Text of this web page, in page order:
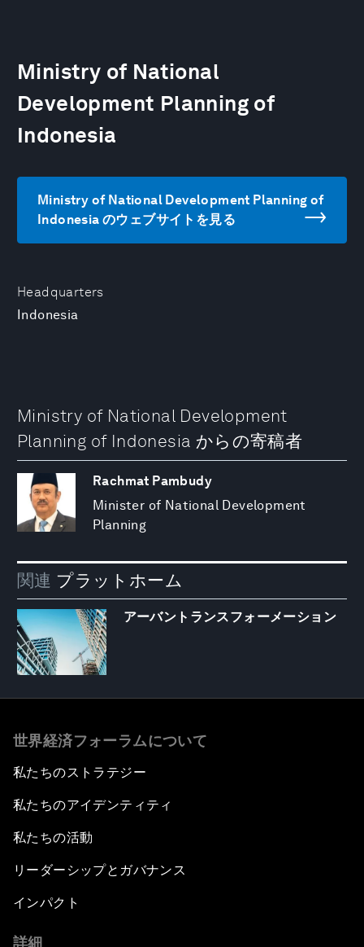
Headquarters
Indonesia
Ministry of National
Development Planning of
Indonesia
Ministry of National Development Planning of
Indonesia のウェブサイトを見る
Ministry of National Development
Planning of Indonesia からの寄稿者
Rachmat Pambudy
Minister of National Development
Planning
関連 プラットホーム
アーバントランスフォーメーション
世界経済フォーラムについて
私たちのストラテジー
私たちのアイデンティティ
私たちの活動
リーダーシップとガバナンス
インパクト
詳細